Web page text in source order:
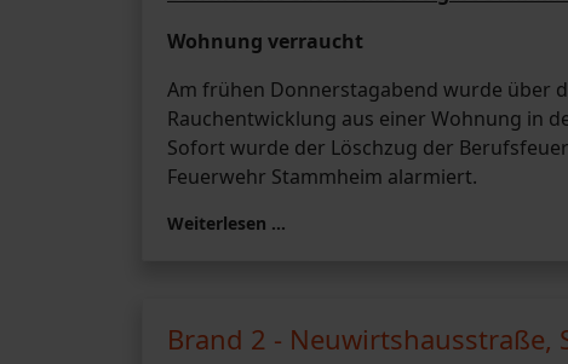
Wohnung verraucht
Am frühen Donnerstagabend wurde über
Rauchentwicklung aus einer Wohnung in
Sofort wurde der Löschzug der
Feuerwehr Stammheim alarmiert.
Weiterlesen …
Brand 2 -